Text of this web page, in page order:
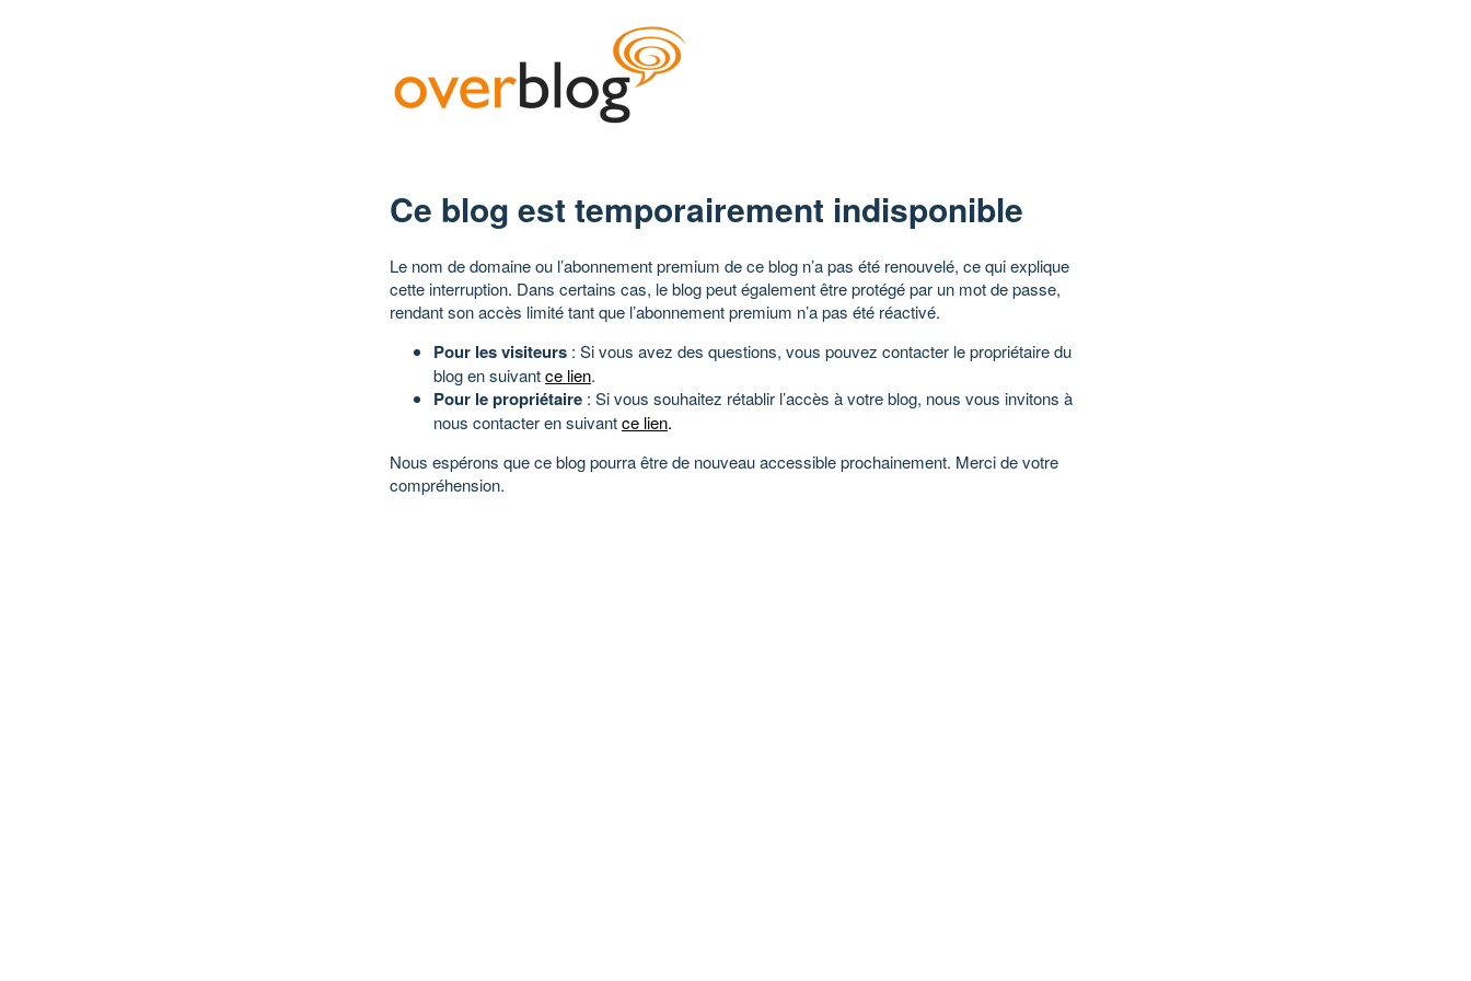
Ce blog est temporairement indisponible
Le nom de domaine ou l’abonnement premium de ce blog n’a pas été renouvelé, ce qui explique
cette interruption. Dans certains cas, le blog peut également être protégé par un mot de passe,
rendant son accès limité tant que l’abonnement premium n’a pas été réactivé.
Pour les visiteurs : Si vous avez des questions, vous pouvez contacter le propriétaire du
blog en suivantce lien.
Pour le propriétaire : Si vous souhaitez rétablir l’accès à votre blog, nous vous invitons à
nous contacter en suivantce lien.
Nous espérons que ce blog pourra être de nouveau accessible prochainement. Merci de votre
compréhension.